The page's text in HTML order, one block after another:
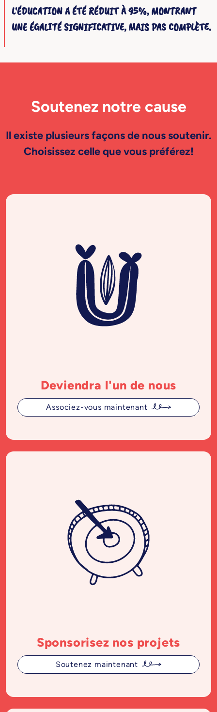
L'ÉDUCATION A ÉTÉ RÉDUIT À 95%, MONTRANT
UNE ÉGALITÉ SIGNIFICATIVE, MAIS PAS COMPLÈTE.
Soutenez notre cause
Il existe plusieurs façons de nous soutenir.
Choisissez celle que vous préférez!
Deviendra l'un de nous
Associez-vous maintenant
Sponsorisez nos projets
Soutenez maintenant